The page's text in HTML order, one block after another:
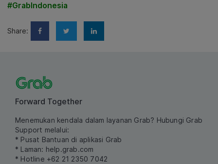
#GrabIndonesia
Share:
Forward Together
Menemukan kendala dalam layanan Grab? Hubungi Grab
Support melalui:
* Pusat Bantuan di aplikasi Grab
* Laman: help.grab.com
* Hotline +62 21 2350 7042